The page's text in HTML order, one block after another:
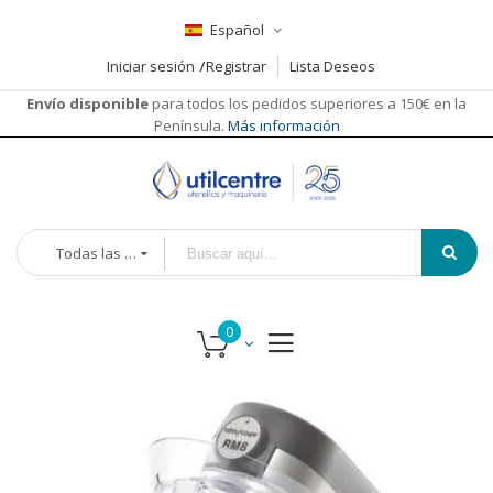
Español
Iniciar sesión
Registrar
Lista Deseos
Envío disponible para todos los pedidos superiores a 150€ en la
Península. Más información
Todas las categorías